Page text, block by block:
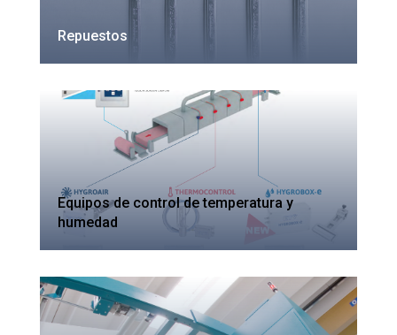
Repuestos
Equipos de control de temperatura y
humedad